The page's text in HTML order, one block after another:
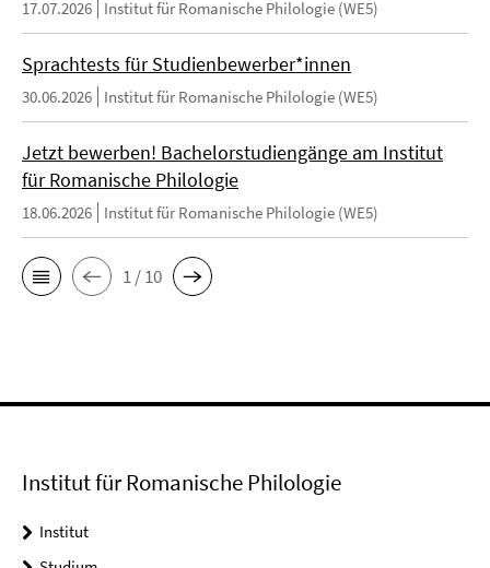
17.07.2026 Institut für Romanische Philologie (WE5)
Sprachtests für Studienbewerber*innen
30.06.2026 Institut für Romanische Philologie (WE5)
Jetzt bewerben! Bachelorstudiengänge am Institut
für Romanische Philologie
18.06.2026 Institut für Romanische Philologie (WE5)
1 / 10
Institut für Romanische Philologie
Institut